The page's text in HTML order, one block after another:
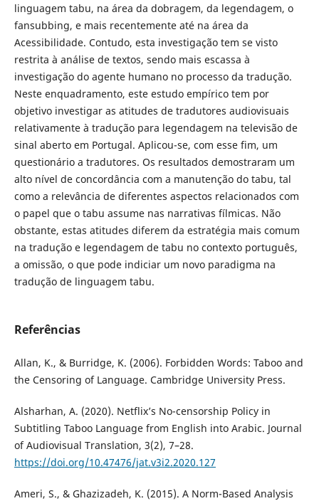
linguagem tabu, na área da dobragem, da legendagem, o
fansubbing, e mais recentemente até na área da
Acessibilidade. Contudo, esta investigação tem se visto
restrita à análise de textos, sendo mais escassa à
investigação do agente humano no processo da tradução.
Neste enquadramento, este estudo empírico tem por
objetivo investigar as atitudes de tradutores audiovisuais
relativamente à tradução para legendagem na televisão de
sinal aberto em Portugal. Aplicou-se, com esse fim, um
questionário a tradutores. Os resultados demostraram um
alto nível de concordância com a manutenção do tabu, tal
como a relevância de diferentes aspectos relacionados com
o papel que o tabu assume nas narrativas fílmicas. Não
obstante, estas atitudes diferem da estratégia mais comum
na tradução e legendagem de tabu no contexto português,
a omissão, o que pode indiciar um novo paradigma na
tradução de linguagem tabu.
Referências
Allan, K., & Burridge, K. (2006). Forbidden Words: Taboo and
the Censoring of Language. Cambridge University Press.
Alsharhan, A. (2020). Netflix’s No-censorship Policy in
Subtitling Taboo Language from English into Arabic. Journal
of Audiovisual Translation, 3(2), 7–28.
https://doi.org/10.47476/jat.v3i2.2020.127
Ameri, S., & Ghazizadeh, K. (2015). A Norm-Based Analysis